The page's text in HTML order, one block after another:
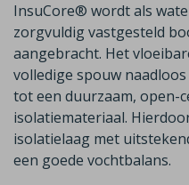
InsuCore® wordt als
zorgvuldig vastgesteld
aangebracht. Het
volledige spouw
tot een duurzaam, open-
isolatiemateriaal.
isolatielaag met
een goede vochtbalans.